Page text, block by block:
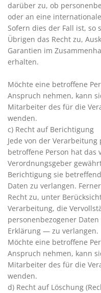
darüber zu, ob
oder an eine
Sofern dies der Fall ist, so
Übrigen das Recht zu,
Garantien im
erhalten.
Möchte eine betroffene
Anspruch nehmen, kann
Mitarbeiter des für die
wenden.
c) Recht auf Berichtigung
Jede von der
betroffene Person hat das
Verordnungsgeber
Berichtigung sie
Daten zu verlangen.
Recht zu, unter
Verarbeitung, die
personenbezogener
Erklärung — zu verlangen.
Möchte eine betroffene
Anspruch nehmen, kann
Mitarbeiter des für die
wenden.
d) Recht auf Löschung